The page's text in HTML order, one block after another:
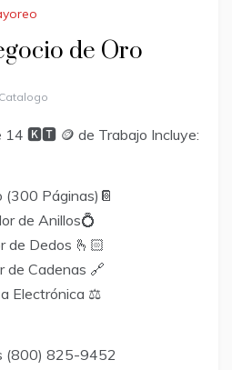
de Oro
14 🅺🆃 🪙 de Trabajo Incluye:
(300 Páginas)📔
de Anillos💍
de Dedos 🫰🏻
de Cadenas 🔗
Electrónica ⚖️
(800) 825-9452